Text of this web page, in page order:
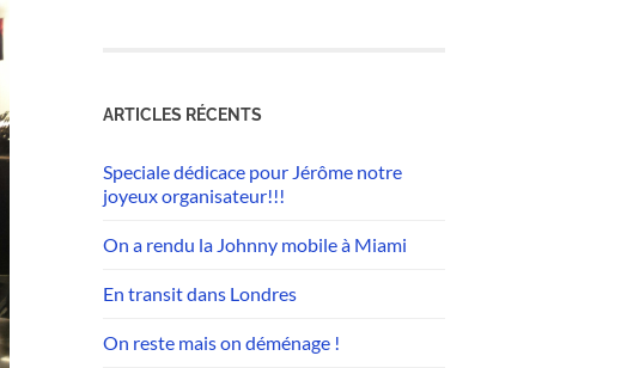
ARTICLES RÉCENTS
Speciale dédicace pour Jérôme notre
joyeux organisateur!!!
On a rendu la Johnny mobile à Miami
En transit dans Londres
On reste mais on déménage !